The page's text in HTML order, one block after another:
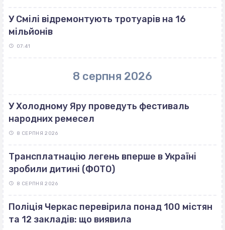
У Смілі відремонтують тротуарів на 16
мільйонів
07:41
8 серпня 2026
У Холодному Яру проведуть фестиваль
народних ремесел
8 СЕРПНЯ 2026
Трансплатнацію легень вперше в Україні
зробили дитині (ФОТО)
8 СЕРПНЯ 2026
Поліція Черкас перевірила понад 100 містян
та 12 закладів: що виявила